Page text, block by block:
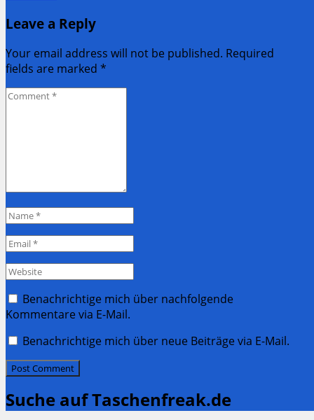
navigation
Post:
Leave a Reply
Your email address will not be published. Required
fields are marked *
Comment
Name
Email
Website
Benachrichtige mich über nachfolgende
Kommentare via E-Mail.
Benachrichtige mich über neue Beiträge via E-Mail.
Suche auf Taschenfreak.de